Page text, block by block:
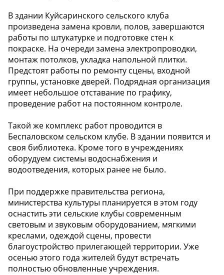
В здании Куйсаринского сельского клуба
произведена замена кровли, полов, завершаются
работы по штукатурке и подготовке стен к
покраске. На очереди замена электропроводки,
монтаж потолков, укладка напольной плитки.
Предстоят работы по ремонту сцены, входной
группы, установке дверей. Подрядная организация
имеет небольшое отставание по графику,
проведение работ на постоянном контроле.
Такой же комплекс работ проводится в
Беспаловском сельском клубе. В здании появится и
своя библиотека. Кроме того в учреждениях
оборудуем системы водоснабжения и
водоотведения, которых ранее не было.
При поддержке правительства региона,
министерства культуры планируется в этом году
оснастить эти сельские клубы современным
световым и звуковым оборудованием, мягкими
креслами, одеждой сцены, провести
благоустройство прилегающей территории. Уже
осенью этого года жителей будут встречать
полностью обновленные учреждения.